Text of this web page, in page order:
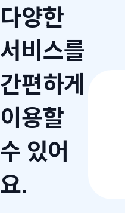
다양한
서비스를
간편하게
이용할
수 있어
요.